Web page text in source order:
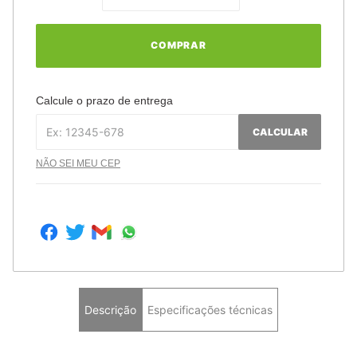
COMPRAR
Calcule o prazo de entrega
CALCULAR
NÃO SEI MEU CEP
Descrição Especificações técnicas